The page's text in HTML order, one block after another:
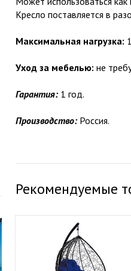
Кресло поставляется в
Максимальная нагрузка:
Уход за мебелью: не
Гарантия:1 год.
Производство:Россия.
Рекомендуемые